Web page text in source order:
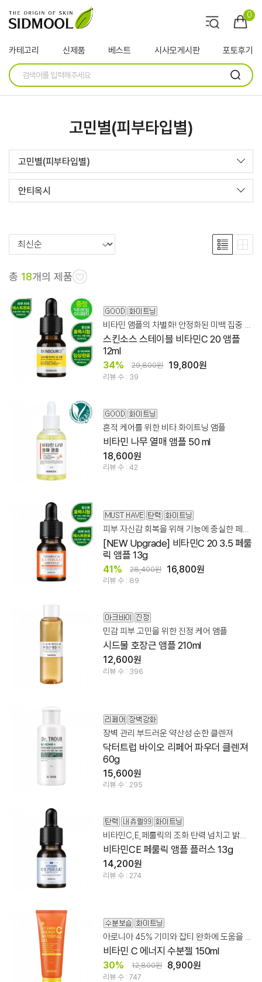
0
카테고리 신제품 베스트 시사모게시판 포토후기
고민별(피부타입별)
고민별(피부타입별)
안티옥시
총 18개의 제품
비타민 앰플의 차별화! 안정화된 미백 집중 케어
스킨소스 스테이블 비타민C 20 앰플
12ml
34% 29,800원 19,800원
리뷰 수 : 39
흔적 케어를 위한 비타 화이트닝 앰플
비타민 나무 열매 앰플 50 ml
18,600원
리뷰 수 : 42
피부 자신감 회복을 위해 기능에 충실한 페룰릭 앰플
[NEW Upgrade] 비타민C 20 3.5 페룰
릭 앰플 13g
41% 28,400원 16,800원
리뷰 수 : 89
민감 피부 고민을 위한 진정 케어 앰플
시드물 호장근 앰플 210ml
12,600원
리뷰 수 : 396
장벽 관리 부드러운 약산성 순한 클렌져
닥터트럽 바이오 리페어 파우더 클렌져
60g
15,600원
리뷰 수 : 295
비타민C,E,페룰릭의 조화 탄력 넘치고 밝은 피부로
비타민CE 페룰릭 앰플 플러스 13g
14,200원
리뷰 수 : 274
아로니아 45% 기미와 잡티 완화에 도움을 줍니다.
비타민 C 에너지 수분젤 150ml
30% 12,800원 8,900원
리뷰 수 : 747